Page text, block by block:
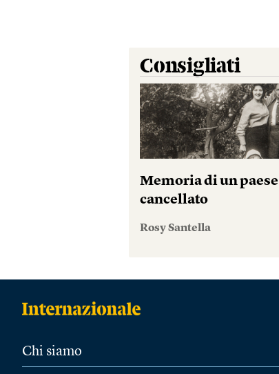
Consigliati
Memoria di un paese
cancellato
Rosy Santella
Chi siamo